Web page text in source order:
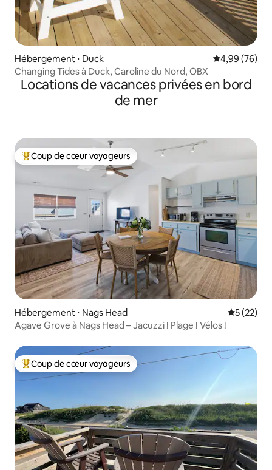
Hébergement ⋅ Duck Évaluation
4,99 (76)
Changing Tides à Duck, Caroline du Nord, OBX
Locations de vacances privées en bord
de mer
Coups de cœur voyageurs les plus appréciés
Coup de cœur voyageurs
Hébergement ⋅ Nags Head
5 (22)
Agave Grove à Nags Head – Jacuzzi ! Plage ! Vélos !
Coups de cœur voyageurs les plus appréciés
Coup de cœur voyageurs